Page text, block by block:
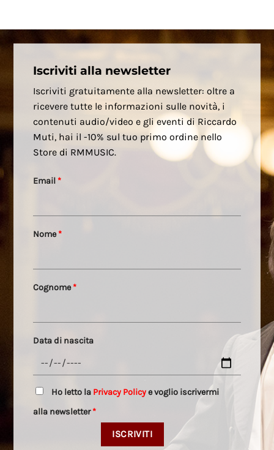
Iscriviti alla newsletter
Iscriviti gratuitamente alla newsletter: oltre a
ricevere tutte le informazioni sulle novità, i
contenuti audio/video e gli eventi di Riccardo
Muti, hai il -10% sul tuo primo ordine nello
Store di RMMUSIC.
Email *
Nome*
Cognome*
Data di nascita
Ho letto la Privacy Policye voglio iscrivermi
alla newsletter*